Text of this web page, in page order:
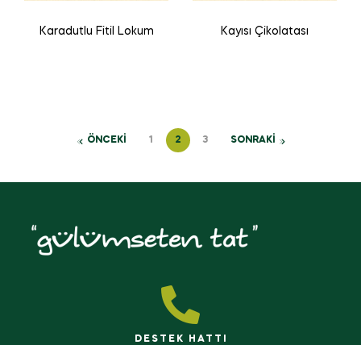
Karadutlu Fitil Lokum Kayısı Çikolatası
ÖNCEKİ 1 2 3 SONRAKİ
DESTEK HATTI